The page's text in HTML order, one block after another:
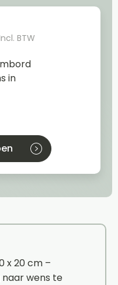
BTW
in
x 20 cm –
naar wens te